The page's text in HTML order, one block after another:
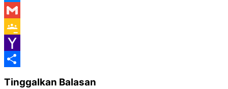
Messenger
Gmail
Google
Classroom
Yahoo
Tinggalkan Balasan